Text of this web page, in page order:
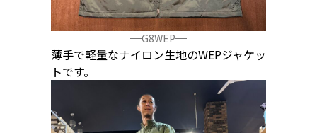
G8WEP
薄手で軽量なナイロン生地のWEPジャケッ
トです。